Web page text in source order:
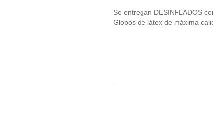
Se entregan DESINFLADOS
Globos de látex de máxima